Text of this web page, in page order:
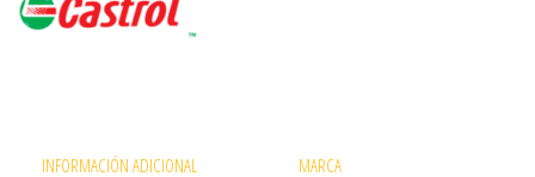
INFORMACIÓN ADICIONAL MARCA